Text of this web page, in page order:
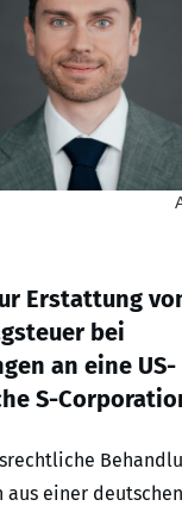
Erstattung
bei
an eine US-
S-
aus einer deutschen